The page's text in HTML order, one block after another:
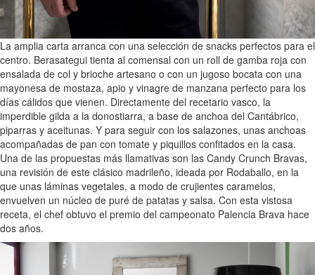
La amplia carta arranca con una selección de snacks perfectos para el
centro. Berasategui tienta al comensal con un roll de gamba roja con
ensalada de col y brioche artesano o con un jugoso bocata con una
mayonesa de mostaza, apio y vinagre de manzana perfecto para los
días cálidos que vienen. Directamente del recetario vasco, la
imperdible gilda a la donostiarra, a base de anchoa del Cantábrico,
piparras y aceitunas. Y para seguir con los salazones, unas anchoas
acompañadas de pan con tomate y piquillos confitados en la casa.
Una de las propuestas más llamativas son las Candy Crunch Bravas,
una revisión de este clásico madrileño, ideada por Rodaballo, en la
que unas láminas vegetales, a modo de crujientes caramelos,
envuelven un núcleo de puré de patatas y salsa. Con esta vistosa
receta, el chef obtuvo el premio del campeonato Palencia Brava hace
dos años.